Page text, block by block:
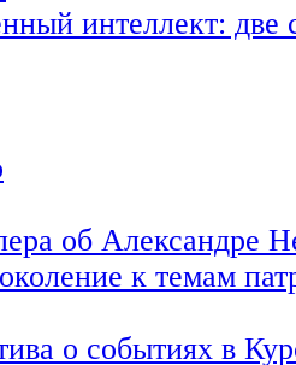
интеллект:
об Александре
к темам
о событиях в